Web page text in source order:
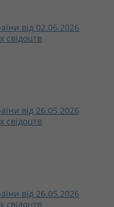
від 02.06.2026
свідоцтв
від 26.05.2026
свідоцтв
від 26.05.2026
свідоцтв